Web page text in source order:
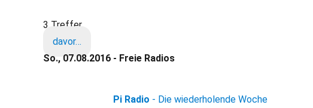
3 Treffer
davor…
So., 07.08.2016 - Freie Radios
Pi Radio - Die wiederholende Woche